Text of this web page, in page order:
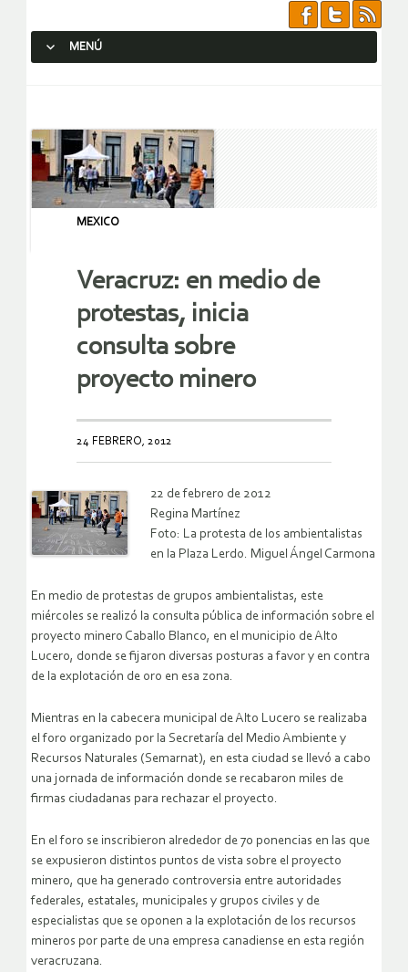
MENÚ
MEXICO
Veracruz: en medio de
protestas, inicia
consulta sobre
proyecto minero
24 FEBRERO, 2012
22 de febrero de 2012
Regina Martínez
Foto: La protesta de los ambientalistas
en la Plaza Lerdo. Miguel Ángel Carmona
En medio de protestas de grupos ambientalistas, este
miércoles se realizó la consulta pública de información sobre el
proyecto minero Caballo Blanco, en el municipio de Alto
Lucero, donde se fijaron diversas posturas a favor y en contra
de la explotación de oro en esa zona.
Mientras en la cabecera municipal de Alto Lucero se realizaba
el foro organizado por la Secretaría del Medio Ambiente y
Recursos Naturales (Semarnat), en esta ciudad se llevó a cabo
una jornada de información donde se recabaron miles de
firmas ciudadanas para rechazar el proyecto.
En el foro se inscribieron alrededor de 70 ponencias en las que
se expusieron distintos puntos de vista sobre el proyecto
minero, que ha generado controversia entre autoridades
federales, estatales, municipales y grupos civiles y de
especialistas que se oponen a la explotación de los recursos
mineros por parte de una empresa canadiense en esta región
veracruzana.